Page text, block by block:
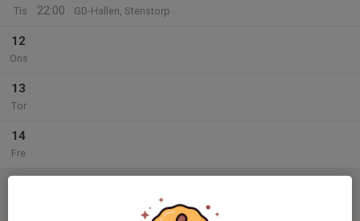
Tis
22:00
GD-Hallen, Stenstorp
12
Ons
13
Tor
14
Fre